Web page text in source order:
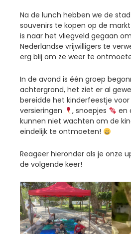
Na de lunch hebben we de
souvenirs te kopen op de
is naar het vliegveld gegaan
Nederlandse vrijwilligers te
erg blij om ze weer te
In de avond is één groep
achtergrond, het ziet er al
bereidde het kinderfeestje
versieringen
, snoepjes en
kunnen niet wachten om de
eindelijk te ontmoeten!
Reageer hieronder als je onze
de volgende keer!